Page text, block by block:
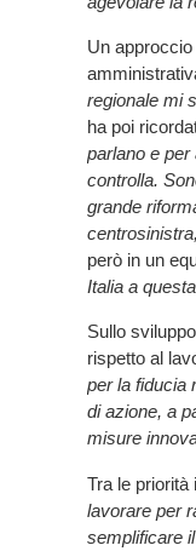
Un
regionale mi
ha poi
parlano e
controlla.
grande
però in un
Italia a
Sullo
rispetto al
per la fiducia
di azione, a
misure
Tra le
lavorare per
semplificare